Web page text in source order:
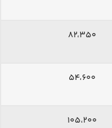
۸۲،۳۵۰
۵۴،۶۰۰
۱۰۵،۲۰۰